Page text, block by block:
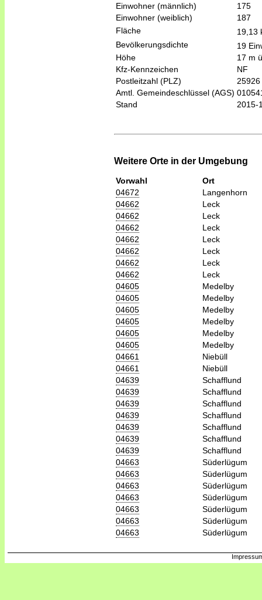
Einwohner (männlich)
175
Einwohner (weiblich)
187
Fläche
19,13
Bevölkerungsdichte
19
Höhe
17 m
Kfz-Kennzeichen
NF
Postleitzahl (PLZ)
25926
Amtl. Gemeindeschlüssel (AGS)
Stand
2015-
Weitere Orte in der Umgebung
Vorwahl
Ort
04672
Langenhorn
04662
Leck
04662
Leck
04662
Leck
04662
Leck
04662
Leck
04662
Leck
04662
Leck
04605
Medelby
04605
Medelby
04605
Medelby
04605
Medelby
04605
Medelby
04605
Medelby
04661
Niebüll
04661
Niebüll
04639
Schafflund
04639
Schafflund
04639
Schafflund
04639
Schafflund
04639
Schafflund
04639
Schafflund
04639
Schafflund
04663
Süderlügum
04663
Süderlügum
04663
Süderlügum
04663
Süderlügum
04663
Süderlügum
04663
Süderlügum
04663
Süderlügum